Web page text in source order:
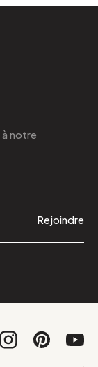
notre
Rejoindre